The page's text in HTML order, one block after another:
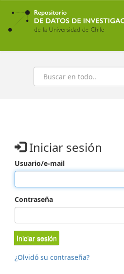
Ir
contenido
principal
Buscar
Iniciar sesión
Usuario/e-mail
Contraseña
Iniciar sesión
¿Olvidó su contraseña?